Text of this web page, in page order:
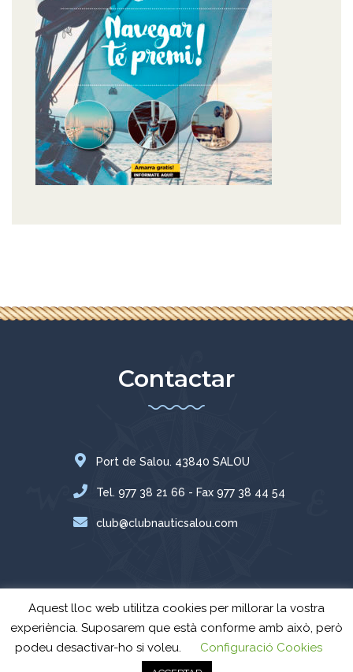
Contactar
Port de Salou. 43840 SALOU
Tel. 977 38 21 66 - Fax 977 38 44 54
club@clubnauticsalou.com
© Tots els drets reservats - 2024 -
Aquest lloc web utilitza cookies per millorar la vostra
experiència. Suposarem que està conforme amb això, però
podeu desactivar-ho si voleu.
Configuració Cookies